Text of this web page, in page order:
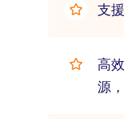
支
高
源